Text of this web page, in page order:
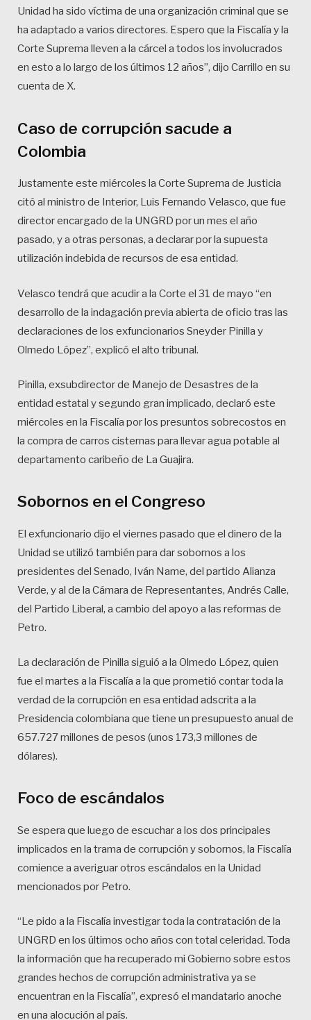
Unidad ha sido víctima de una organización criminal que se
ha adaptado a varios directores. Espero que la Fiscalía y la
Corte Suprema lleven a la cárcel a todos los involucrados
en esto a lo largo de los últimos 12 años”, dijo Carrillo en su
cuenta de X.
Caso de corrupción sacude a
Colombia
Justamente este miércoles la Corte Suprema de Justicia
citó al ministro de Interior, Luis Fernando Velasco, que fue
director encargado de la UNGRD por un mes el año
pasado, y a otras personas, a declarar por la supuesta
utilización indebida de recursos de esa entidad.
Velasco tendrá que acudir a la Corte el 31 de mayo “en
desarrollo de la indagación previa abierta de oficio tras las
declaraciones de los exfuncionarios Sneyder Pinilla y
Olmedo López”, explicó el alto tribunal.
Pinilla, exsubdirector de Manejo de Desastres de la
entidad estatal y segundo gran implicado, declaró este
miércoles en la Fiscalía por los presuntos sobrecostos en
la compra de carros cisternas para llevar agua potable al
departamento caribeño de La Guajira.
Sobornos en el Congreso
El exfuncionario dijo el viernes pasado que el dinero de la
Unidad se utilizó también para dar sobornos a los
presidentes del Senado, Iván Name, del partido Alianza
Verde, y al de la Cámara de Representantes, Andrés Calle,
del Partido Liberal, a cambio del apoyo a las reformas de
Petro.
La declaración de Pinilla siguió a la Olmedo López, quien
fue el martes a la Fiscalía a la que prometió contar toda la
verdad de la corrupción en esa entidad adscrita a la
Presidencia colombiana que tiene un presupuesto anual de
657.727 millones de pesos (unos 173,3 millones de
dólares).
Foco de escándalos
Se espera que luego de escuchar a los dos principales
implicados en la trama de corrupción y sobornos, la Fiscalía
comience a averiguar otros escándalos en la Unidad
mencionados por Petro.
“Le pido a la Fiscalía investigar toda la contratación de la
UNGRD en los últimos ocho años con total celeridad. Toda
la información que ha recuperado mi Gobierno sobre estos
grandes hechos de corrupción administrativa ya se
encuentran en la Fiscalía”, expresó el mandatario anoche
en una alocución al país.